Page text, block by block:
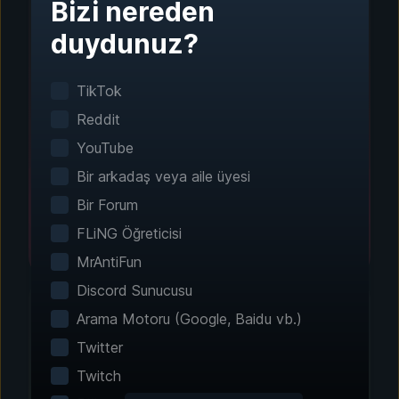
Adım 1 - İndirin ve Yükleyin
Tek Tıkla Kurulum
Akıllı oyun algılama sistemi, yüklü oyunlarınızı
otomatik olarak bulur. Manuel yapılandırma
Adım 2 - Özelliklerinizi Seçin
Bizi nereden
duydunuz?
TikTok
Reddit
YouTube
Bir arkadaş veya aile üyesi
Bir Forum
FLiNG Öğreticisi
MrAntiFun
Discord Sunucusu
Arama Motoru (Google, Baidu vb.)
Twitter
Twitch